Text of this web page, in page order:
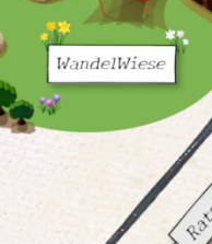
Wandel Wiese